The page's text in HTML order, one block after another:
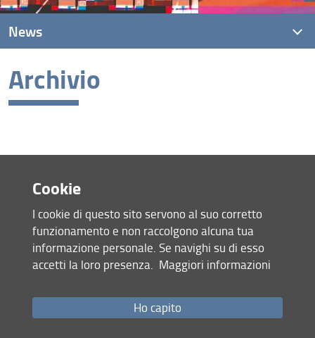
Archivio
News
News recenti
Archivio
RSS feed
Privacy
Note Legali
Accessibilità e usabilità
Monitoraggio
Cookie
I cookie di questo sito servono al suo corretto
funzionamento e non raccolgono alcuna tua
informazione personale. Se navighi su di esso
accetti la loro presenza. Maggiori informazioni
Ho capito